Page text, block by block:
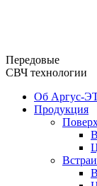
Передовые
СВЧ технологии
Об Аргус-
Продукция